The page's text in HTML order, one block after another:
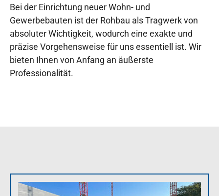
Bei der Einrichtung neuer Wohn- und
Gewerbebauten ist der Rohbau als Tragwerk von
absoluter Wichtigkeit, wodurch eine exakte und
präzise Vorgehensweise für uns essentiell ist. Wir
bieten Ihnen von Anfang an äußerste
Professionalität.